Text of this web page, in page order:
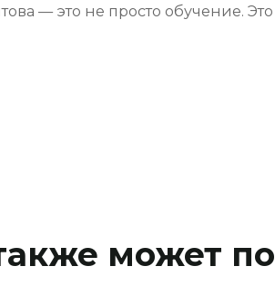
— это не просто обучение.
может